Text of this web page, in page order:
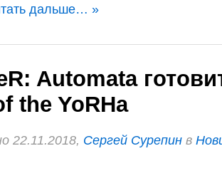
дальше… »
Automata
the YoRHa
22.11.2018, Сергей Сурепин в